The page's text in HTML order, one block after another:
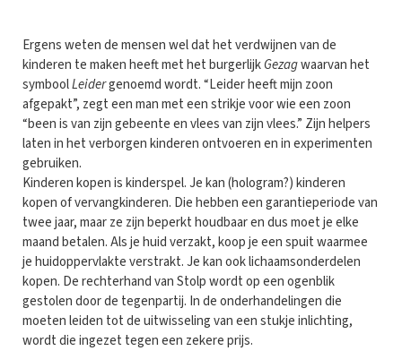
Ergens weten de mensen wel dat het verdwijnen van de
kinderen te maken heeft met het burgerlijkGezagwaarvan het
symboolLeidergenoemd wordt. “Leider heeft mijn zoon
afgepakt”, zegt een man met een strikje voor wie een zoon
“been is van zijn gebeente en vlees van zijn vlees.” Zijn helpers
laten in het verborgen kinderen ontvoeren en in experimenten
gebruiken.
Kinderen kopen is kinderspel. Je kan (hologram?) kinderen
kopen of vervangkinderen. Die hebben een garantieperiode van
twee jaar, maar ze zijn beperkt houdbaar en dus moet je elke
maand betalen. Als je huid verzakt, koop je een spuit waarmee
je huidoppervlakte verstrakt. Je kan ook lichaamsonderdelen
kopen. De rechterhand van Stolp wordt op een ogenblik
gestolen door de tegenpartij. In de onderhandelingen die
moeten leiden tot de uitwisseling van een stukje inlichting,
wordt die ingezet tegen een zekere prijs.